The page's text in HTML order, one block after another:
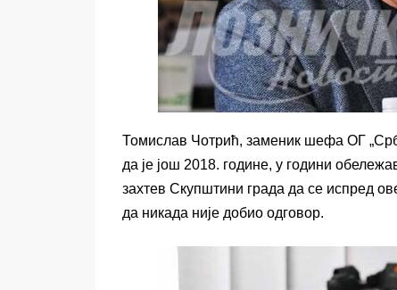
Томислав Чотрић, заменик шефа ОГ
да је још 2018. године, у години
захтев Скупштини града да се испред
да никада није добио одговор.